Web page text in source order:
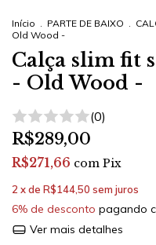
Início . PARTE DE BAIXO .
Old Wood -
Calça slim fit
- Old Wood -
(0)
R$289,00
R$271,66 com Pix
2 x de R$144,50 sem juros
6% de desconto pagando
Ver mais detalhes